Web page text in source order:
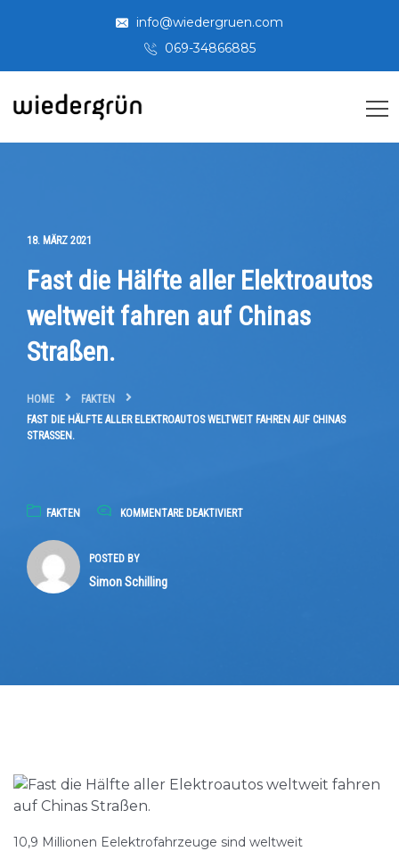
info@wiedergruen.com
069-34866885
18. MÄRZ 2021
Fast die Hälfte aller Elektroautos
weltweit fahren auf Chinas
Straßen.
HOME
FAKTEN
FAST DIE HÄLFTE ALLER ELEKTROAUTOS WELTWEIT FAHREN AUF CHINAS
STRASSEN.
FAKTEN KOMMENTARE DEAKTIVIERTFÜR
STRASSEN.
POSTED BY
Simon Schilling
10,9 Millionen Eelektrofahrzeuge sind weltweit